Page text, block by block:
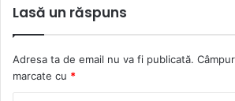
Lasă un răspuns
Adresa ta de email nu va fi publicată.
marcate cu *